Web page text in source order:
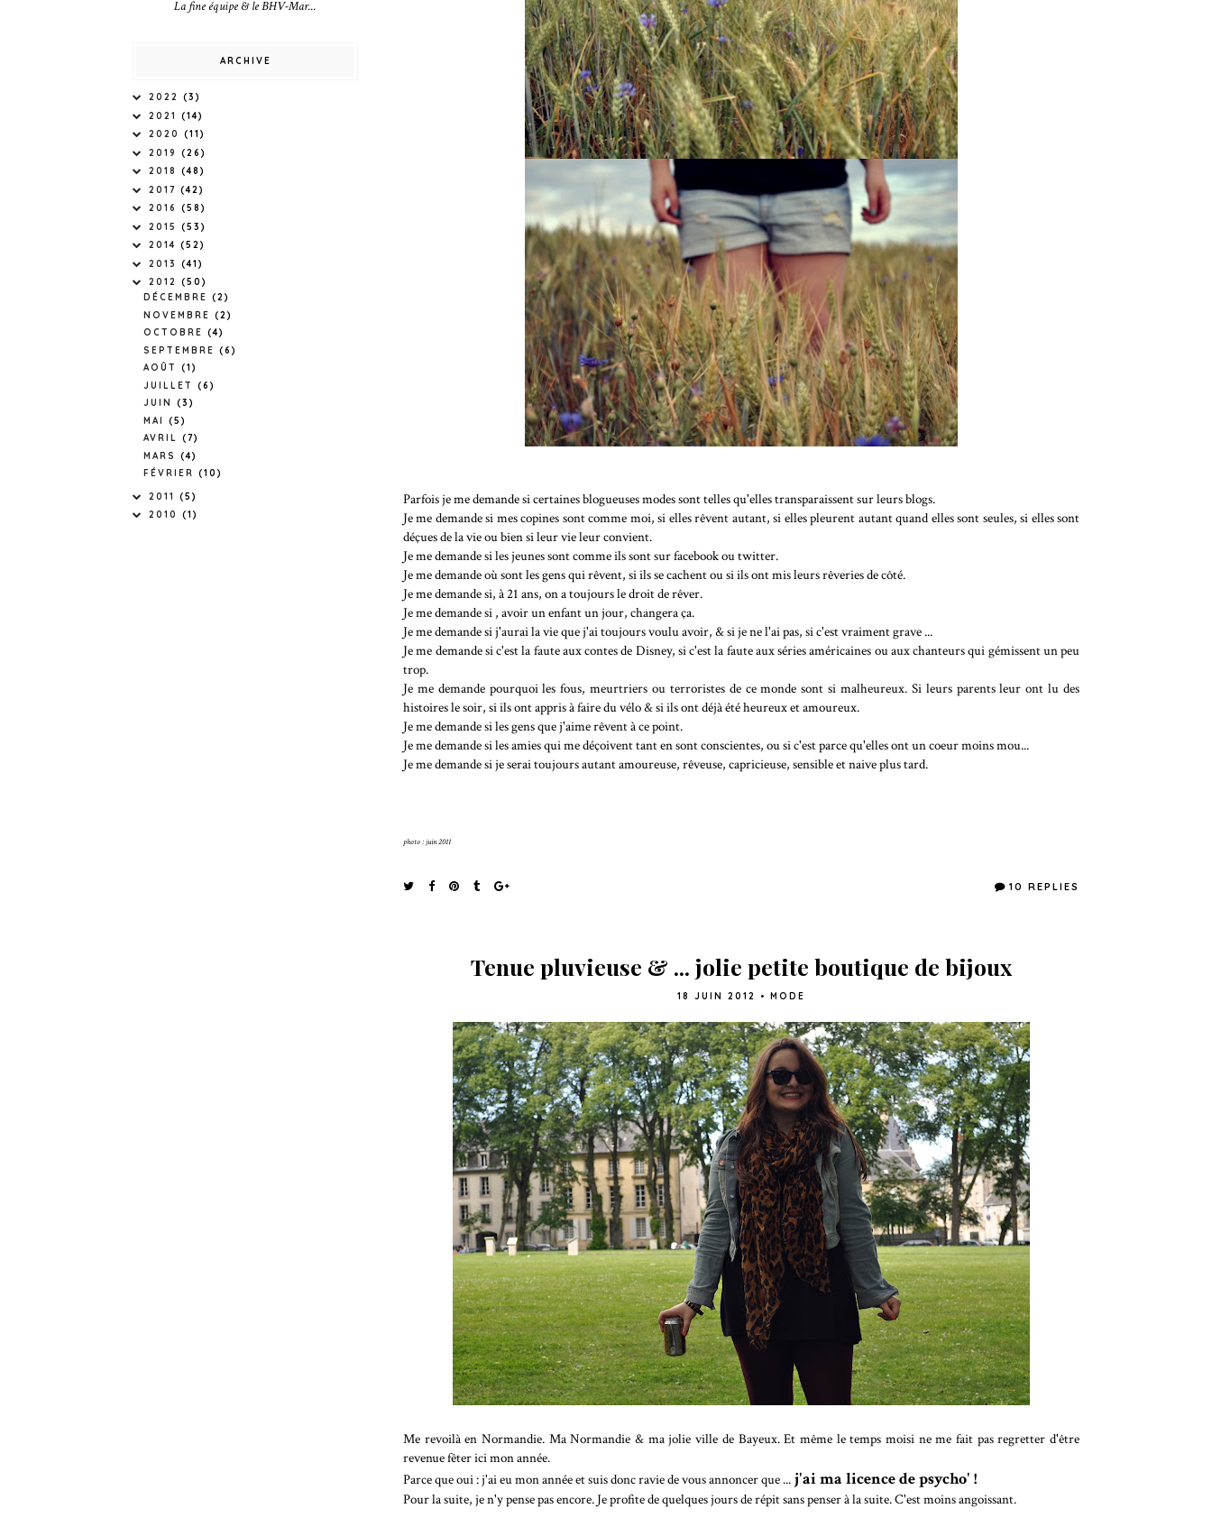
Parfois je me demande si certaines blogueuses modes sont telles qu'elles transparaissent sur leurs blogs.
Je me demande si mes copines sont comme moi, si elles rêvent autant, si elles pleurent autant quand elles sont seules, si elles sont
déçues de la vie ou bien si leur vie leur convient.
Je me demande si les jeunes sont comme ils sont sur facebook ou twitter.
Je me demande où sont les gens qui rêvent, si ils se cachent ou si ils ont mis leurs rêveries de côté.
Je me demande si, à 21 ans, on a toujours le droit de rêver.
Je me demande si , avoir un enfant un jour, changera ça.
Je me demande si j'aurai la vie que j'ai toujours voulu avoir, & si je ne l'ai pas, si c'est vraiment grave ...
Je me demande si c'est la faute aux contes de Disney, si c'est la faute aux séries américaines ou aux chanteurs qui gémissent un peu
trop.
Je me demande pourquoi les fous, meurtriers ou terroristes de ce monde sont si malheureux. Si leurs parents leur ont lu des
histoires le soir, si ils ont appris à faire du vélo & si ils ont déjà été heureux et amoureux.
Je me demande si les gens que j'aime rêvent à ce point.
Je me demande si les amies qui me déçoivent tant en sont conscientes, ou si c'est parce qu'elles ont un coeur moins mou...
Je me demande si je serai toujours autant amoureuse, rêveuse, capricieuse, sensible et naive plus tard.
photo : juin 2011
10 REPLIES
Tenue pluvieuse & ... jolie petite boutique de bijoux
18 JUIN 2012 • MODE
Me revoilà en Normandie. Ma Normandie & ma jolie ville de Bayeux. Et même le temps moisi ne me fait pas regretter d'être
revenue fêter ici mon année.
Parce que oui : j'ai eu mon année et suis donc ravie de vous annoncer que ... j'ai ma licence de psycho' !
Pour la suite, je n'y pense pas encore. Je profite de quelques jours de répit sans penser à la suite. C'est moins angoissant.
La fine équipe & le BHV-Mar...
ARCHIVE
2022 (3)
2021 (14)
2020 (11)
2019 (26)
2018 (48)
2017 (42)
2016 (58)
2015 (53)
2014 (52)
2013 (41)
2012 (50)
DÉCEMBRE (2)
NOVEMBRE (2)
OCTOBRE (4)
SEPTEMBRE (6)
AOÛT (1)
JUILLET (6)
JUIN (3)
MAI (5)
AVRIL (7)
MARS (4)
FÉVRIER (10)
2011 (5)
2010 (1)